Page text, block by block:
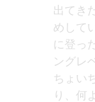
出てき
めして
に登っ
ングレ
ちょい
り、何